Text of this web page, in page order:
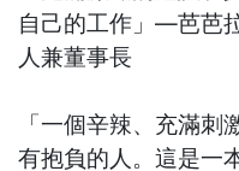
自己的工作」—芭芭
人兼董事長
「一個辛辣、充滿
有抱負的人。這是一